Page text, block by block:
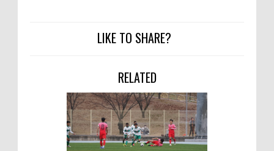
LIKE TO SHARE?
RELATED